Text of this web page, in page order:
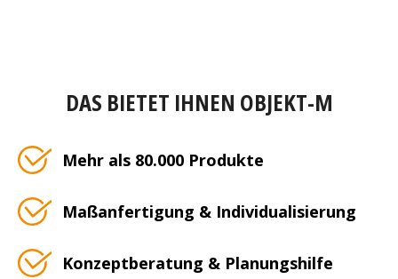
DAS BIETET IHNEN OBJEKT-M
Mehr als 80.000 Produkte
Maßanfertigung & Individualisierung
Konzeptberatung & Planungshilfe